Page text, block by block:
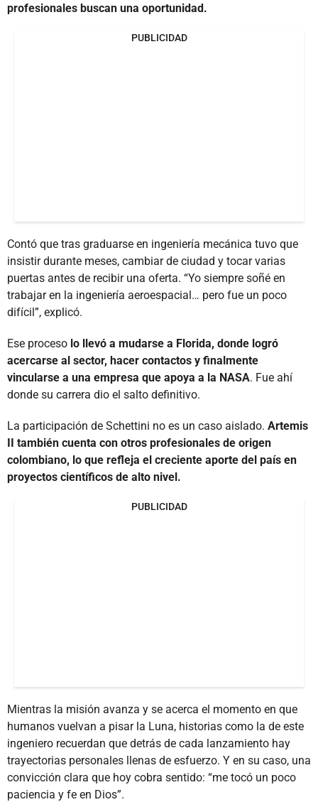
profesionales buscan una oportunidad.
PUBLICIDAD
Contó que tras graduarse en ingeniería mecánica tuvo que
insistir durante meses, cambiar de ciudad y tocar varias
puertas antes de recibir una oferta. “Yo siempre soñé en
trabajar en la ingeniería aeroespacial… pero fue un poco
difícil”, explicó.
Ese proceso lo llevó a mudarse a Florida, donde logró
acercarse al sector, hacer contactos y finalmente
vincularse a una empresa que apoya a la NASA. Fue ahí
donde su carrera dio el salto definitivo.
La participación de Schettini no es un caso aislado. Artemis
II también cuenta con otros profesionales de origen
colombiano, lo que refleja el creciente aporte del país en
proyectos científicos de alto nivel.
PUBLICIDAD
Mientras la misión avanza y se acerca el momento en que
humanos vuelvan a pisar la Luna, historias como la de este
ingeniero recuerdan que detrás de cada lanzamiento hay
trayectorias personales llenas de esfuerzo. Y en su caso, una
convicción clara que hoy cobra sentido: “me tocó un poco
paciencia y fe en Dios”.